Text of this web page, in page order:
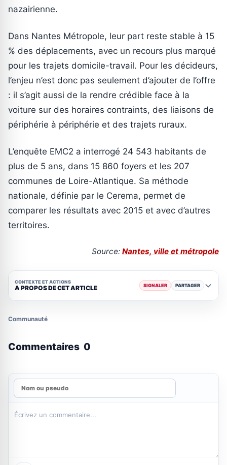
nazairienne.
Dans Nantes Métropole, leur part reste stable à 15
% des déplacements, avec un recours plus marqué
pour les trajets domicile-travail. Pour les décideurs,
l’enjeu n’est donc pas seulement d’ajouter de l’offre
: il s’agit aussi de la rendre crédible face à la
voiture sur des horaires contraints, des liaisons de
périphérie à périphérie et des trajets ruraux.
L’enquête EMC2 a interrogé 24 543 habitants de
plus de 5 ans, dans 15 860 foyers et les 207
communes de Loire-Atlantique. Sa méthode
nationale, définie par le Cerema, permet de
comparer les résultats avec 2015 et avec d’autres
territoires.
Source: Nantes, ville et métropole
CONTEXTE ET ACTIONS
A PROPOS DE CET ARTICLE SIGNALER PARTAGER
Communauté
Commentaires 0